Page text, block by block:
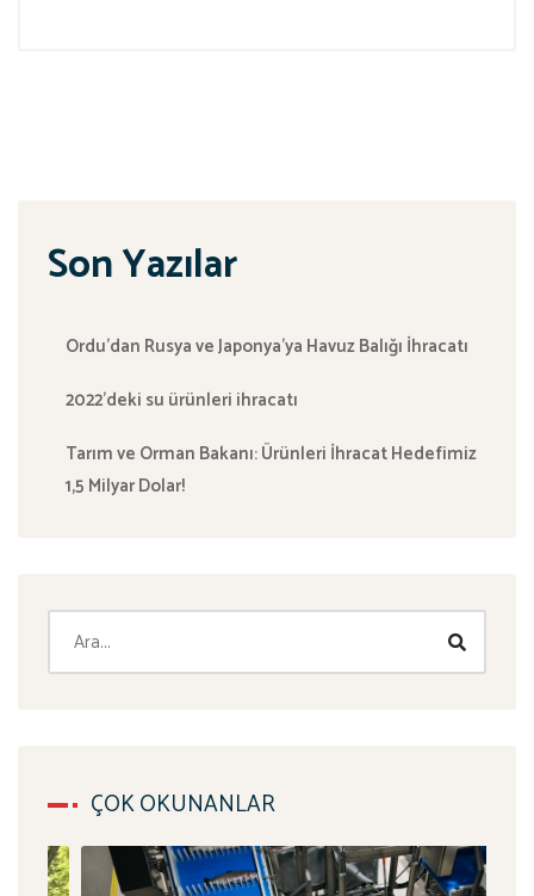
Son Yazılar
Ordu’dan Rusya ve Japonya’ya Havuz Balığı İhracatı
2022’deki su ürünleri ihracatı
Tarım ve Orman Bakanı: Ürünleri İhracat Hedefimiz
1,5 Milyar Dolar!
ÇOK OKUNANLAR